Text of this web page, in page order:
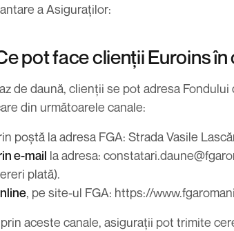
a Asiguraților:
pot face clienții Euroins
de daună, clienții se pot adresa
din următoarele canale:
poștă la adresa FGA: Strada Vasile
e-mail la adresa:
plată).
, pe site-ul FGA: https://
aceste canale, asigurații pot trimite